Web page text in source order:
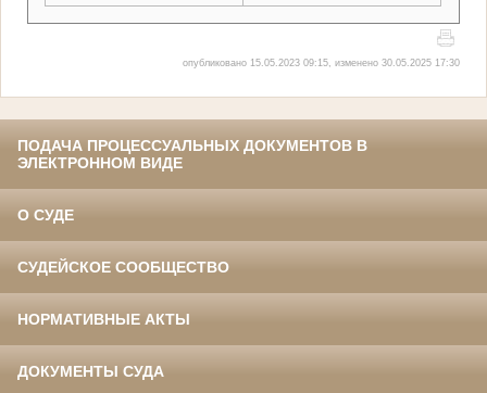
опубликовано 15.05.2023 09:15, изменено 30.05.2025 17:30
ПОДАЧА ПРОЦЕССУАЛЬНЫХ ДОКУМЕНТОВ В
ЭЛЕКТРОННОМ ВИДЕ
О СУДЕ
СУДЕЙСКОЕ СООБЩЕСТВО
НОРМАТИВНЫЕ АКТЫ
ДОКУМЕНТЫ СУДА